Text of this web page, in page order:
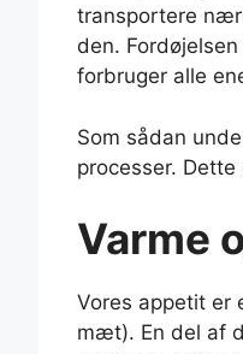
transportere
den.
forbruger alle
Som sådan
processer.
Varme
Vores appetit er
mæt). En del af